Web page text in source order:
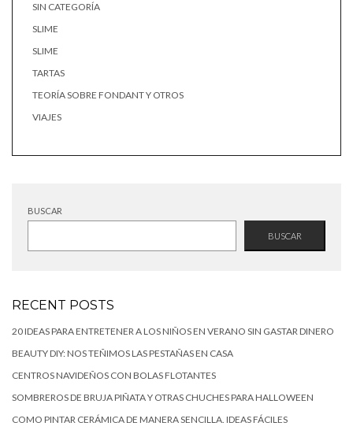
SIN CATEGORÍA
SLIME
SLIME
TARTAS
TEORÍA SOBRE FONDANT Y OTROS
VIAJES
BUSCAR
BUSCAR
RECENT POSTS
20 IDEAS PARA ENTRETENER A LOS NIÑOS EN VERANO SIN GASTAR DINERO
BEAUTY DIY: NOS TEÑIMOS LAS PESTAÑAS EN CASA
CENTROS NAVIDEÑOS CON BOLAS FLOTANTES
SOMBREROS DE BRUJA PIÑATA Y OTRAS CHUCHES PARA HALLOWEEN
COMO PINTAR CERÁMICA DE MANERA SENCILLA. IDEAS FÁCILES